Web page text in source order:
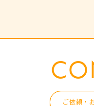
ご依頼・